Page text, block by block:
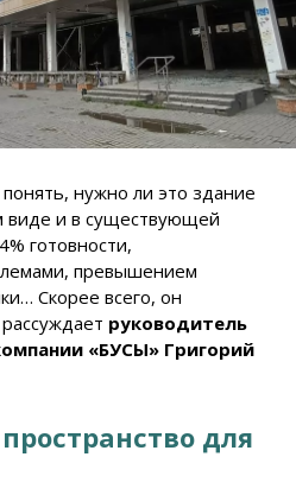
нужно ли это здание
и в существующей
готовности,
превышением
Скорее всего, он
руководитель
«БУСЫ» Григорий
для